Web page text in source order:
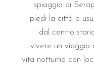
spiaggia di
piedi la città o
dal centro
vivere un viaggio
vita notturna con